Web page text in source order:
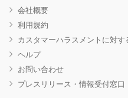
会社概要
利用規約
カスタマーハラスメントに対す
ヘルプ
お問い合わせ
プレスリリース・情報受付窓口